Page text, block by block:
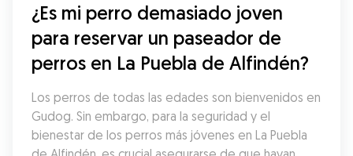
¿Es mi perro demasiado joven
para reservar un paseador de
perros en La Puebla de Alfindén?
Los perros de todas las edades son bienvenidos en
Gudog. Sin embargo, para la seguridad y el
bienestar de los perros más jóvenes en La Puebla